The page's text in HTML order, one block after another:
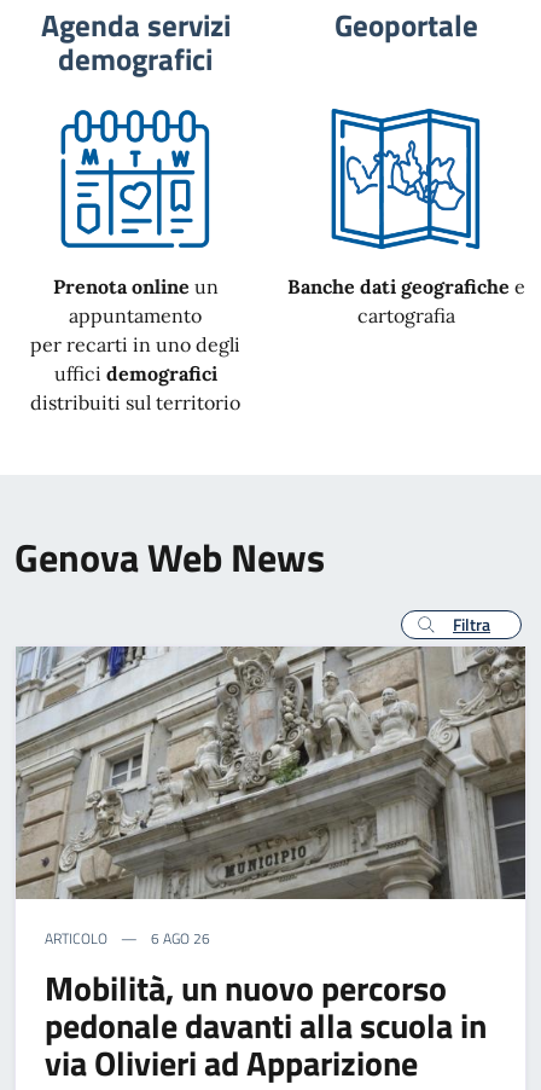
Agenda servizi
demografici
Prenota online un
appuntamento
per recarti in uno degli
uffici demografici
distribuiti sul territorio
Geoportale
Banche dati geografiche e
cartografia
Genova Web News
Filtra
ARTICOLO 6 AGO 26
Mobilità, un nuovo percorso
pedonale davanti alla scuola in
via Olivieri ad Apparizione